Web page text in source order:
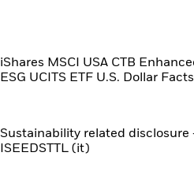
iShares MSCI USA CTB
ESG UCITS ETF U.S. Dollar
Sustainability related disclosure
ISEEDSTTL (it)